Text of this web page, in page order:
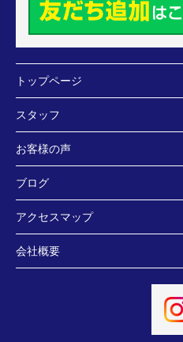
トップページ
スタッフ
お客様の声
ブログ
アクセスマップ
会社概要